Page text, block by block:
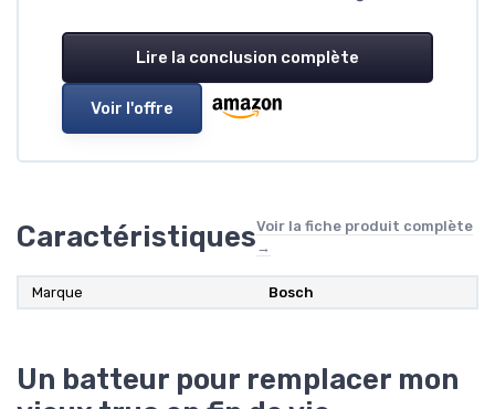
Lire la conclusion complète
Voir l'offre
CaractéristiquesVoir la fiche produit complète
→
Marque ‎Bosch
Un batteur pour remplacer mon